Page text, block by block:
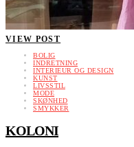
VIEW POST
BOLIG
INDRETNING
INTERIEUR OG DESIGN
KUNST
LIVSSTIL
MODE
SKØNHED
SMYKKER
KOLONI